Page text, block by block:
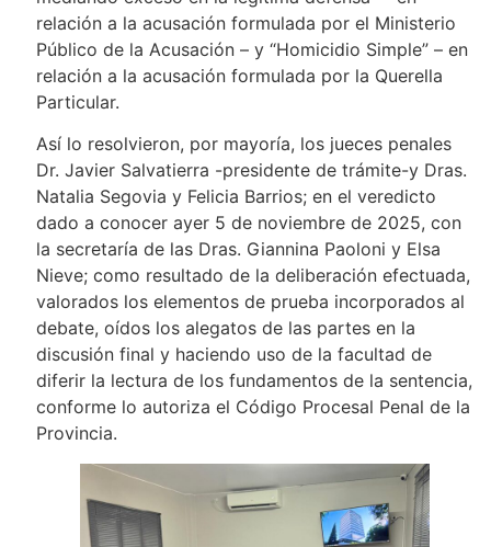
relación a la acusación formulada por el Ministerio
Público de la Acusación – y “Homicidio Simple” – en
relación a la acusación formulada por la Querella
Particular.
Así lo resolvieron, por mayoría, los jueces penales
Dr. Javier Salvatierra -presidente de trámite-y Dras.
Natalia Segovia y Felicia Barrios; en el veredicto
dado a conocer ayer 5 de noviembre de 2025, con
la secretaría de las Dras. Giannina Paoloni y Elsa
Nieve; como resultado de la deliberación efectuada,
valorados los elementos de prueba incorporados al
debate, oídos los alegatos de las partes en la
discusión final y haciendo uso de la facultad de
diferir la lectura de los fundamentos de la sentencia,
conforme lo autoriza el Código Procesal Penal de la
Provincia.